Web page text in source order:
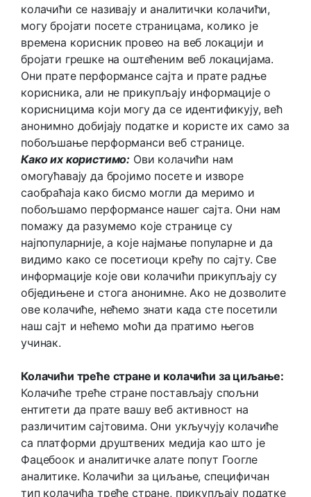
колачићи се називају и аналитички колачићи,
могу бројати посете страницама, колико је
времена корисник провео на веб локацији и
бројати грешке на оштећеним веб локацијама.
Они прате перформансе сајта и прате радње
корисника, али не прикупљају информације о
корисницима који могу да се идентификују, већ
анонимно добијају податке и користе их само за
побољшање перформанси веб странице.
Како их користимо: Ови колачићи нам
омогућавају да бројимо посете и изворе
саобраћаја како бисмо могли да меримо и
побољшамо перформансе нашег сајта. Они нам
помажу да разумемо које странице су
најпопуларније, а које најмање популарне и да
видимо како се посетиоци крећу по сајту. Све
информације које ови колачићи прикупљају су
обједињене и стога анонимне. Ако не дозволите
ове колачиће, нећемо знати када сте посетили
наш сајт и нећемо моћи да пратимо његов
учинак.
Колачићи треће стране и колачићи за циљање:
Колачиће треће стране постављају спољни
ентитети да прате вашу веб активност на
различитим сајтовима. Они укључују колачиће
са платформи друштвених медија као што је
Фацебоок и аналитичке алате попут Гоогле
аналитике. Колачићи за циљање, специфичан
тип колачића треће стране, прикупљају податке